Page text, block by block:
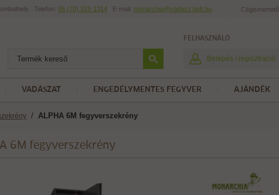
Cégismertető
Telefon: 06 (70) 315-1314 E-mail: monarchia@vadasz.bolt.hu
FELHASZNÁLÓ
Belépés / regisztráció
VADÁSZAT ENGEDÉLYMENTES FEGYVER AJÁNDÉK
/ ALPHA 6M fegyverszekrény
6M fegyverszekrény